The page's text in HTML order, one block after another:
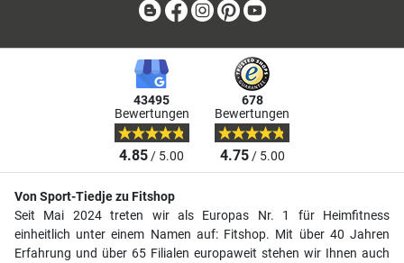
BlogFacebook
Instagram
Pinterest
43495
Bewertungen
4.85/ 5.00
678
Bewertungen
4.75/ 5.00
Von Sport-Tiedje zu Fitshop
Seit Mai 2024 treten wir als Europas Nr. 1 für Heimfitness
einheitlich unter einem Namen auf: Fitshop. Mit über 40 Jahren
Erfahrung und über 65 Filialen europaweit stehen wir Ihnen auch